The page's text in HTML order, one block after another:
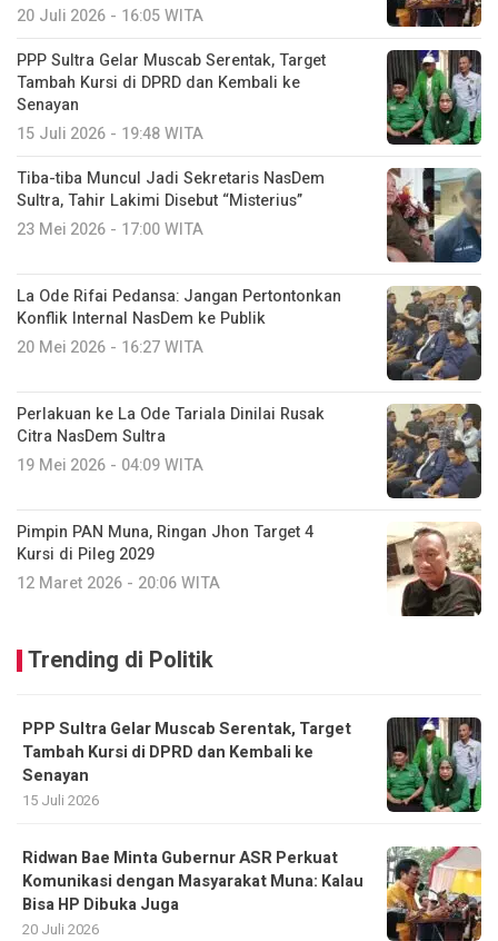
20 Juli 2026 - 16:05 WITA
PPP Sultra Gelar Muscab Serentak, Target
Tambah Kursi di DPRD dan Kembali ke
Senayan
15 Juli 2026 - 19:48 WITA
Tiba-tiba Muncul Jadi Sekretaris NasDem
Sultra, Tahir Lakimi Disebut “Misterius”
23 Mei 2026 - 17:00 WITA
La Ode Rifai Pedansa: Jangan Pertontonkan
Konflik Internal NasDem ke Publik
20 Mei 2026 - 16:27 WITA
Perlakuan ke La Ode Tariala Dinilai Rusak
Citra NasDem Sultra
19 Mei 2026 - 04:09 WITA
Pimpin PAN Muna, Ringan Jhon Target 4
Kursi di Pileg 2029
12 Maret 2026 - 20:06 WITA
Trending di Politik
PPP Sultra Gelar Muscab Serentak, Target
Tambah Kursi di DPRD dan Kembali ke
Senayan
15 Juli 2026
Ridwan Bae Minta Gubernur ASR Perkuat
Komunikasi dengan Masyarakat Muna: Kalau
Bisa HP Dibuka Juga
20 Juli 2026